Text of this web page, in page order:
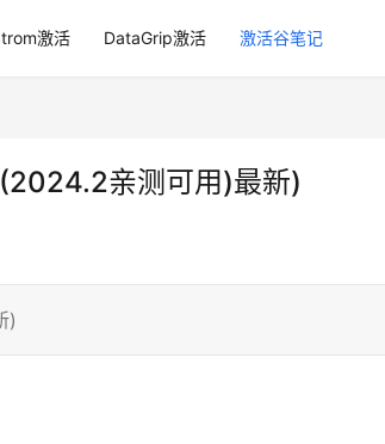
激活 DataGrip激活 激活谷笔记
亲测可用)最新)
)